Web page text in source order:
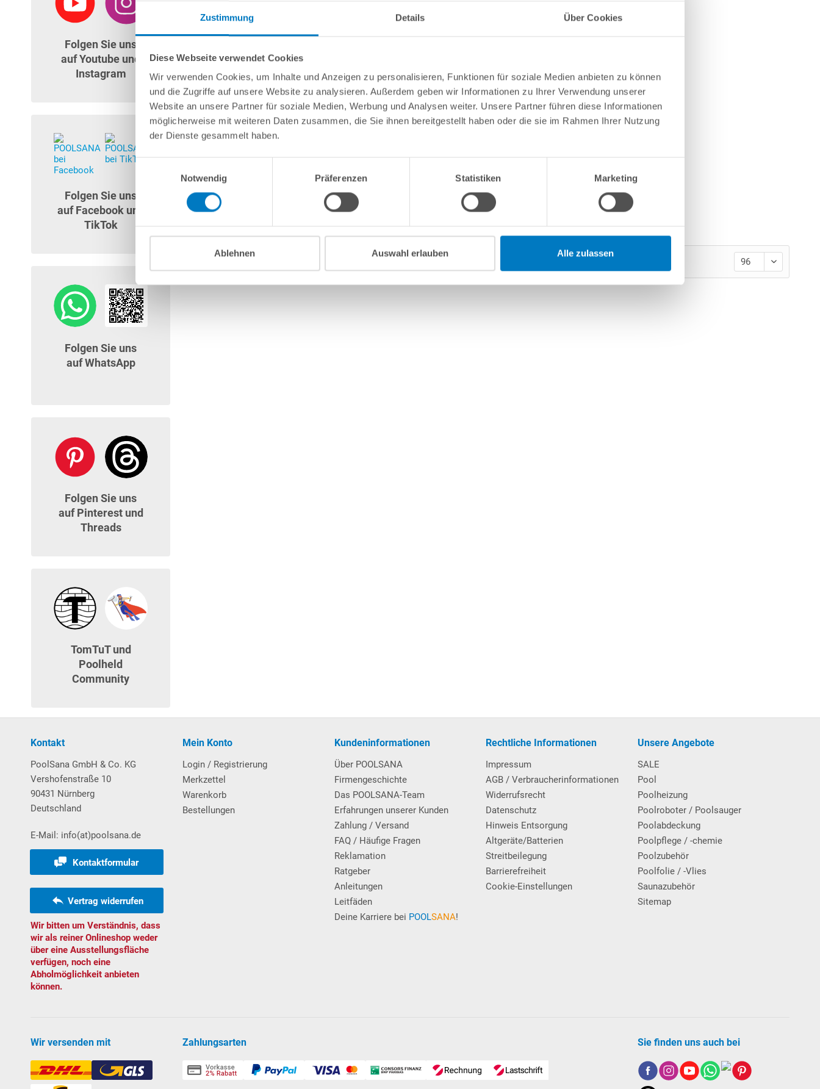
Zustimmung Details Über Cookies
Diese Webseite verwendet Cookies
Wir verwenden Cookies, um Inhalte und Anzeigen zu personalisieren, Funktionen für soziale Medien anbieten zu können
und die Zugriffe auf unsere Website zu analysieren. Außerdem geben wir Informationen zu Ihrer Verwendung unserer
Website an unsere Partner für soziale Medien, Werbung und Analysen weiter. Unsere Partner führen diese Informationen
möglicherweise mit weiteren Daten zusammen, die Sie ihnen bereitgestellt haben oder die sie im Rahmen Ihrer Nutzung
der Dienste gesammelt haben.
Einwilligungsauswahl
Notwendig
Präferenzen Statistiken Marketing
Ablehnen Auswahl erlauben Alle zulassen
Folgen Sie uns
auf Youtube und
Instagram
Folgen Sie uns
auf Facebook und
TikTok
Folgen Sie uns
auf WhatsApp
Folgen Sie uns
auf Pinterest und
Threads
TomTuT und
Poolheld
Community
HL-Segment MTH Undercover | Ø 5,00
29,99 € *
Artikel-Nr.:271167
Lieferung in ca. 1-3 Arbeitstagen
In den Warenkorb
29,99 € *
Artikel-Nr.:271168
In den Warenkorb
Merken
Kontakt
PoolSana GmbH & Co. KG
Vershofenstraße 10
90431 Nürnberg
Deutschland
E-Mail: info(at)poolsana.de
Kontaktformular
Vertrag widerrufen
Wir bitten um Verständnis, dass
wir als reiner Onlineshop weder
über eine Ausstellungsfläche
verfügen, noch eine
Abholmöglichkeit anbieten
können.
Mein Konto
Login / Registrierung
Merkzettel
Warenkorb
Bestellungen
Kundeninformationen
Über POOLSANA
Firmengeschichte
Das POOLSANA-Team
Erfahrungen unserer Kunden
Zahlung / Versand
FAQ / Häufige Fragen
Reklamation
Ratgeber
Anleitungen
Leitfäden
Deine Karriere bei POOLSANA!
Rechtliche Informationen
Impressum
AGB / Verbraucherinformationen
Widerrufsrecht
Datenschutz
Hinweis Entsorgung
Altgeräte/Batterien
Streitbeilegung
Barrierefreiheit
Cookie-Einstellungen
Unsere Angebote
SALE
Pool
Poolheizung
Poolroboter / Poolsauger
Poolabdeckung
Poolpflege / -chemie
Poolzubehör
Poolfolie / -Vlies
Saunazubehör
Sitemap
Wir versenden mit Zahlungsarten Sie finden uns auch bei